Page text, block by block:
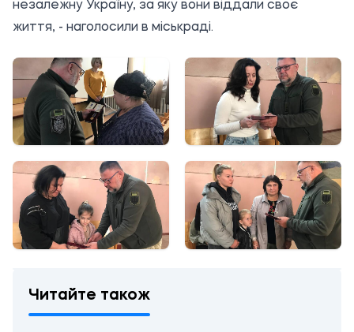
незалежну Україну, за яку вони віддали своє
життя, - наголосили в міськраді.
Читайте також